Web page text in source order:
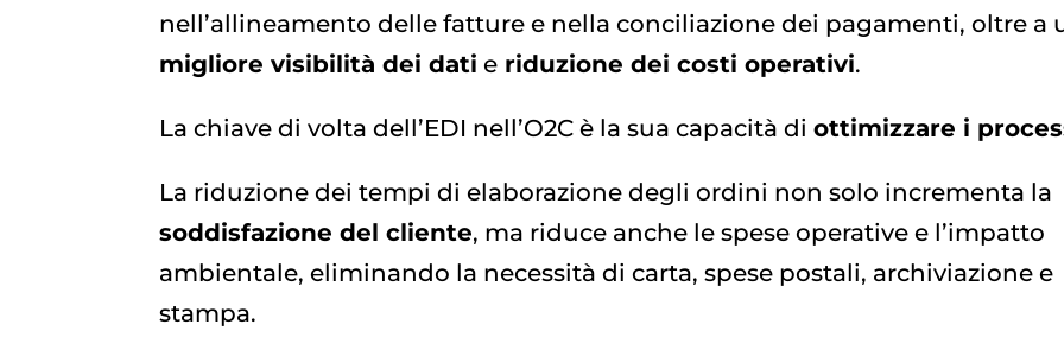
nell’allineamento delle fatture e nella conciliazione dei pagamenti, oltre a
migliore visibilità dei dati e riduzione dei costi operativi.
La chiave di volta dell’EDI nell’O2C è la sua capacità diottimizzare i
La riduzione dei tempi di elaborazione degli ordini non solo incrementa la
soddisfazione del cliente, ma riduce anche le spese operative e l’impatto
ambientale, eliminando la necessità di carta, spese postali, archiviazione e
stampa.